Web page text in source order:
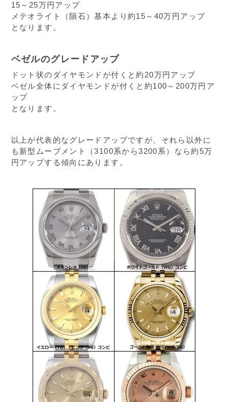
15～25万円アップ
メテオライト（隕石）基本より約15～40万円アップ
となります。
ベゼルのグレードアップ
ドット状のダイヤモンドが付くと約20万円アップ
ベゼル全体にダイヤモンドが付くと約100～200万円ア
ップ
となります。
以上が代表的なグレードアップですが、それら以外に
も新型ムーブメント（3100系から3200系）なら約5万
円アップする傾向にあります。